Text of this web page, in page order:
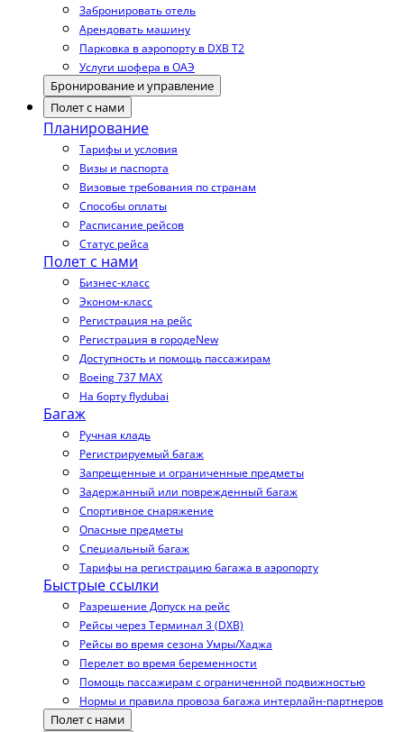
Забронировать отель
Арендовать машину
Парковка в аэропорту в DXB T2
Услуги шофера в ОАЭ
Бронирование и управление
Полет с нами
Планирование
Тарифы и условия
Визы и паспорта
Визовые требования по странам
Способы оплаты
Расписание рейсов
Статус рейса
Полет с нами
Бизнес-класс
Эконом-класс
Регистрация на рейс
Регистрация в городеNew
Доступность и помощь пассажирам
Boeing 737 MAX
На борту flydubai
Багаж
Ручная кладь
Регистрируемый багаж
Запрещенные и ограниченные предметы
Задержанный или поврежденный багаж
Спортивное снаряжение
Опасные предметы
Специальный багаж
Тарифы на регистрацию багажа в аэропорту
Быстрые ссылки
Разрешение Допуск на рейс
Рейсы через Терминал 3 (DXB)
Рейсы во время сезона Умры/Хаджа
Перелет во время беременности
Помощь пассажирам с ограниченной подвижностью
Нормы и правила провоза багажа интерлайн-партнеров
Полет с нами